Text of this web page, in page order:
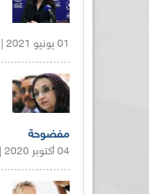
01 يونيو 2021 |
مفضوحة
04 أكتوبر 2020 |